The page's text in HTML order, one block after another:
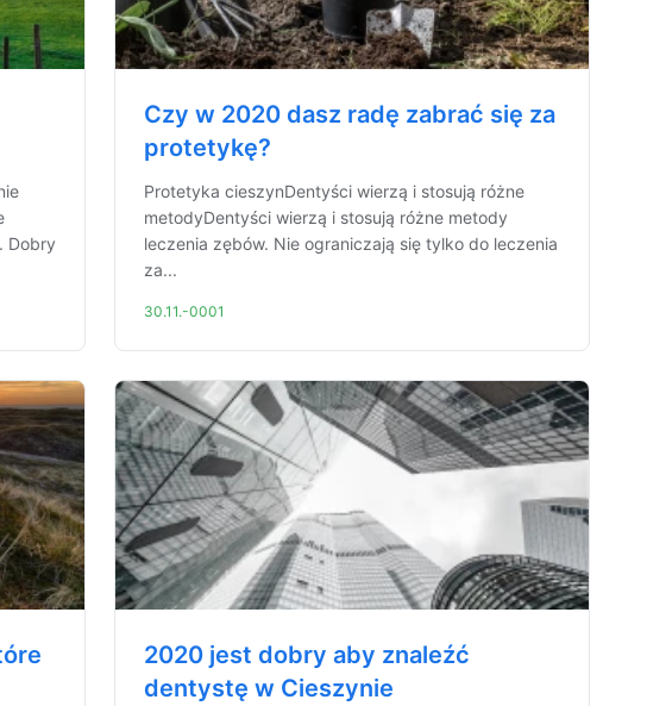
Dobry
Czy w 2020 dasz radę zabrać się za
protetykę?
Protetyka cieszynDentyści wierzą i stosują różne
metodyDentyści wierzą i stosują różne metody
leczenia zębów. Nie ograniczają się tylko do leczenia
za...
30.11.-0001
2020 jest dobry aby znaleźć
dentystę w Cieszynie